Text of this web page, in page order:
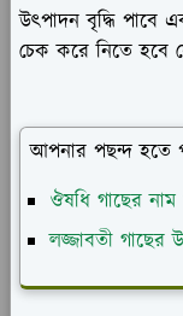
উৎপাদন বৃদ্ধি পাবে
চেক করে নিতে হবে
আপনার পছন্দ হতে
ঔষধি গাছের
লজ্জাবতী গাছের